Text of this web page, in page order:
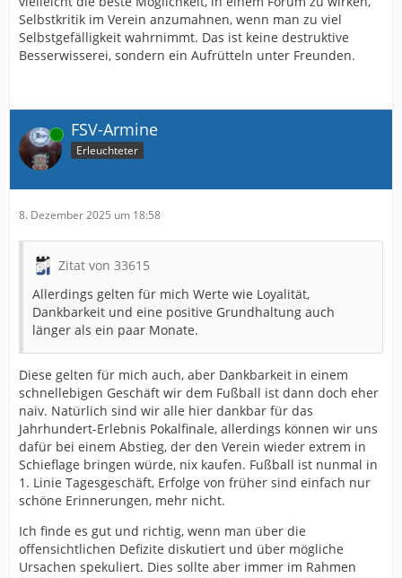
Selbstkritik im Verein anzumahnen, wenn man zu viel
Selbstgefälligkeit wahrnimmt. Das ist keine destruktive
Besserwisserei, sondern ein Aufrütteln unter Freunden.
Online FSV-Armine
Erleuchteter
8. Dezember 2025 um 18:58
Zitat von 33615
Allerdings gelten für mich Werte wie Loyalität,
Dankbarkeit und eine positive Grundhaltung auch
länger als ein paar Monate.
Diese gelten für mich auch, aber Dankbarkeit in einem
schnellebigen Geschäft wir dem Fußball ist dann doch eher
naiv. Natürlich sind wir alle hier dankbar für das
Jahrhundert-Erlebnis Pokalfinale, allerdings können wir uns
dafür bei einem Abstieg, der den Verein wieder extrem in
Schieflage bringen würde, nix kaufen. Fußball ist nunmal in
1. Linie Tagesgeschäft, Erfolge von früher sind einfach nur
schöne Erinnerungen, mehr nicht.
Ich finde es gut und richtig, wenn man über die
offensichtlichen Defizite diskutiert und über mögliche
Ursachen spekuliert. Dies sollte aber immer im Rahmen